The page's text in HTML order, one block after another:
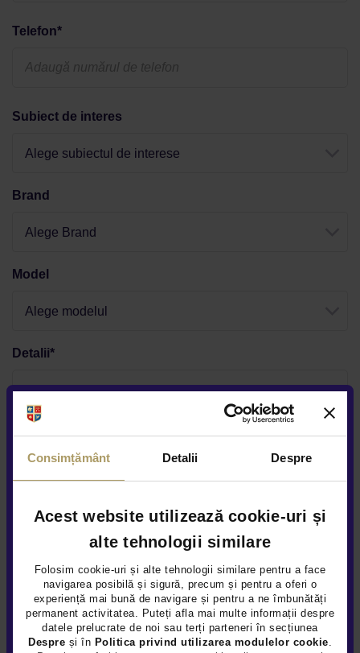
Consimțământ Detalii Despre
Acest website utilizează cookie-uri și
alte tehnologii similare
Folosim cookie-uri și alte tehnologii similare pentru a face
navigarea posibilă și sigură, precum și pentru a oferi o
experiență mai bună de navigare și pentru a ne îmbunătăți
permanent activitatea. Puteți afla mai multe informații despre
datele prelucrate de noi sau terți parteneri în secțiunea
Despre și în Politica privind utilizarea modulelor cookie.
Telefon*
Subiect de interes
Alege subiectul de interese
Brand
Alege Brand
Model
Alege modelul
Detalii*
Am citit si am inteles nota de informare GDPR
website, puteti afla aici cum va prelucram datele
Sunteți de acord ca Țiriac Auto să utilizeze informațiile
completate de dvs. pentru a vă contacta în scopuri de